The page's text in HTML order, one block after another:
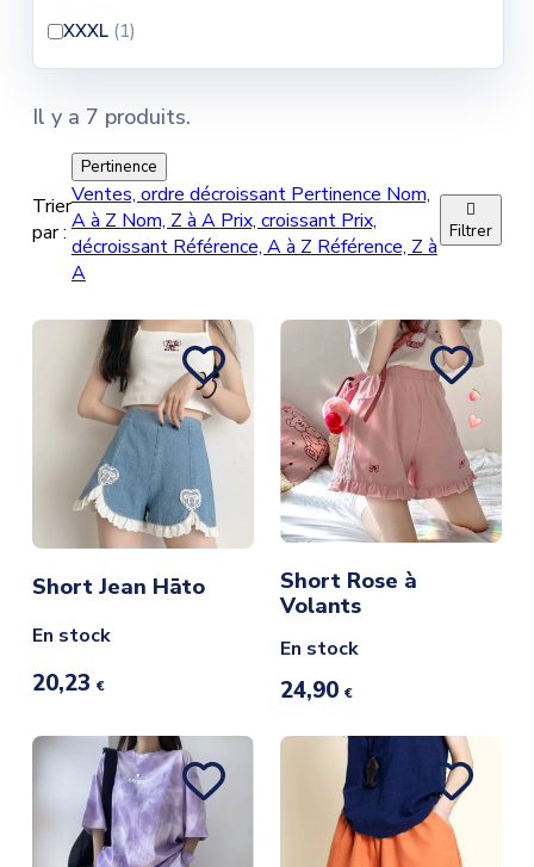
XXXL (1)
Il y a 7 produits.
Trier
par :
Pertinence
Ventes, ordre décroissant Pertinence Nom,
A à Z Nom, Z à A Prix, croissant Prix,
décroissant Référence, A à Z Référence, Z à
A

Filtrer
Short Jean Hāto
En stock
20,23 €
Short Rose à
Volants
En stock
24,90 €